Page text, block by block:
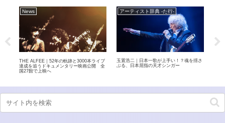
News
THE ALFEE｜52年の軌跡と3000本ライブ
達成を追うドキュメンタリー映画公開 全
国27館で上映へ
アーティスト辞典 -た行-
玉置浩二｜日本一歌が上手い！？魂を揺さ
ぶる、日本屈指の天才シンガー